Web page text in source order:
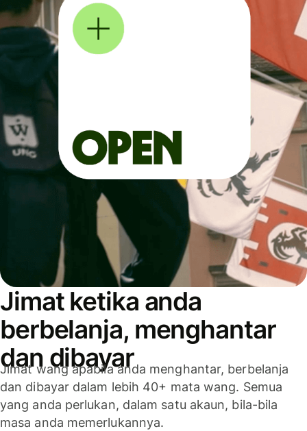
Jimat ketika anda
berbelanja, menghantar
dan dibayar
Jimat wang apabila anda menghantar, berbelanja
dan dibayar dalam lebih 40+ mata wang. Semua
yang anda perlukan, dalam satu akaun, bila-bila
masa anda memerlukannya.